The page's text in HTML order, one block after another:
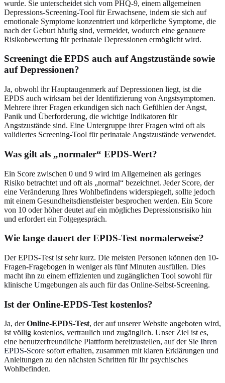
wurde. Sie unterscheidet sich vom PHQ-9, einem allgemeinen
Depressions-Screening-Tool für Erwachsene, indem sie sich auf
emotionale Symptome konzentriert und körperliche Symptome, die
nach der Geburt häufig sind, vermeidet, wodurch eine genauere
Risikobewertung für perinatale Depressionen ermöglicht wird.
Screeningt die EPDS auch auf Angstzustände sowie
auf Depressionen?
Ja, obwohl ihr Hauptaugenmerk auf Depressionen liegt, ist die
EPDS auch wirksam bei der Identifizierung von Angstsymptomen.
Mehrere ihrer Fragen erkundigen sich nach Gefühlen der Angst,
Panik und Überforderung, die wichtige Indikatoren für
Angstzustände sind. Eine Untergruppe ihrer Fragen wird oft als
validiertes Screening-Tool für perinatale Angstzustände verwendet.
Was gilt als „normaler“ EPDS-Wert?
Ein Score zwischen 0 und 9 wird im Allgemeinen als geringes
Risiko betrachtet und oft als „normal“ bezeichnet. Jeder Score, der
eine Veränderung Ihres Wohlbefindens widerspiegelt, sollte jedoch
mit einem Gesundheitsdienstleister besprochen werden. Ein Score
von 10 oder höher deutet auf ein mögliches Depressionsrisiko hin
und erfordert ein Folgegespräch.
Wie lange dauert der EPDS-Test normalerweise?
Der EPDS-Test ist sehr kurz. Die meisten Personen können den 10-
Fragen-Fragebogen in weniger als fünf Minuten ausfüllen. Dies
macht ihn zu einem effizienten und zugänglichen Tool sowohl für
klinische Umgebungen als auch für das Online-Selbst-Screening.
Ist der Online-EPDS-Test kostenlos?
Ja, derOnline-EPDS-Test, der auf unserer Website angeboten wird,
ist völlig kostenlos, vertraulich und zugänglich. Unser Ziel ist es,
eine benutzerfreundliche Plattform bereitzustellen, auf der Sie Ihren
EPDS-Score sofort erhalten, zusammen mit klaren Erklärungen und
Anleitungen zu den nächsten Schritten für Ihr psychisches
Wohlbefinden.